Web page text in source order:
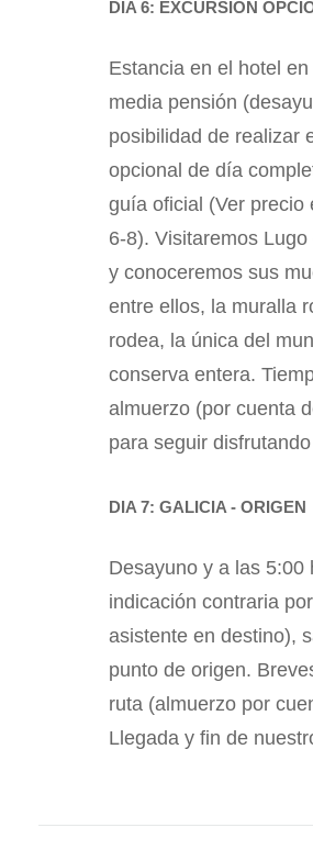
DIA 6: EXCURSIÓN
Estancia en el hotel
media pensión
posibilidad de realizar
opcional de día
guía oficial (Ver precio
6-8). Visitaremos
y conoceremos sus
entre ellos, la muralla
rodea, la única del
conserva entera.
almuerzo (por cuenta
para seguir
DIA 7: GALICIA - ORIGEN
Desayuno y a las 5:00
indicación contraria
asistente en destino),
punto de origen.
ruta (almuerzo por
Llegada y fin de